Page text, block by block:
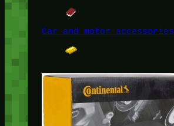
Car and motor accessories